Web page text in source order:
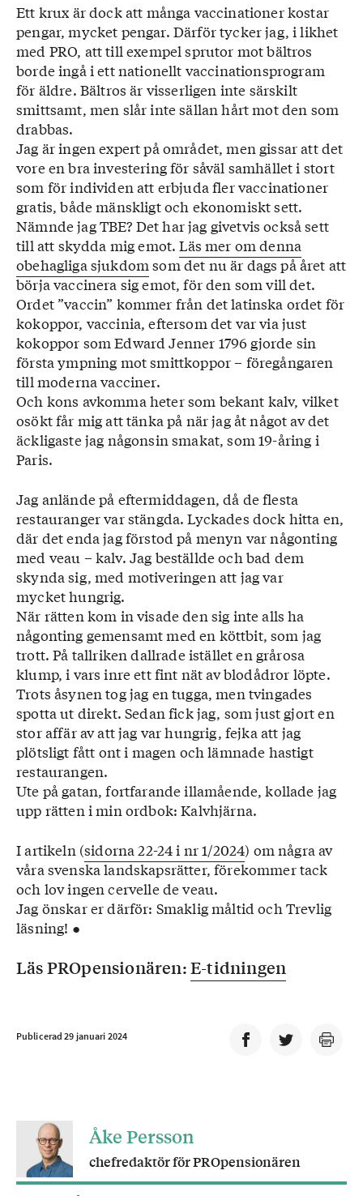
Ett krux är dock att många vaccinationer kostar
pengar, mycket pengar. Därför tycker jag, i likhet
med PRO, att till exempel sprutor mot bältros
borde ingå i ett nationellt vaccinationsprogram
för äldre. Bältros är visserligen inte särskilt
smittsamt, men slår inte sällan hårt mot den som
drabbas.
Jag är ingen expert på området, men gissar att det
vore en bra investering för såväl samhället i stort
som för individen att erbjuda fler vaccinationer
gratis, både mänskligt och ekonomiskt sett.
Nämnde jag TBE? Det har jag givetvis också sett
till att skydda mig emot.Läs mer om denna
obehagliga sjukdom som det nu är dags på året att
börja vaccinera sig emot, för den som vill det.
Ordet ”vaccin” kommer från det latinska ordet för
kokoppor, vaccinia, eftersom det var via just
kokoppor som Edward Jenner 1796 gjorde sin
första ympning mot smittkoppor – föregångaren
till moderna vacciner.
Och kons avkomma heter som bekant kalv, vilket
osökt får mig att tänka på när jag åt något av det
äckligaste jag någonsin smakat, som 19-åring i
Paris.
Jag anlände på eftermiddagen, då de flesta
restauranger var stängda. Lyckades dock hitta en,
där det enda jag förstod på menyn var någonting
med veau – kalv. Jag beställde och bad dem
skynda sig, med motiveringen att jag var
mycket hungrig.
När rätten kom in visade den sig inte alls ha
någonting gemensamt med en köttbit, som jag
trott. På tallriken dallrade istället en grårosa
klump, i vars inre ett fint nät av blodådror löpte.
Trots åsynen tog jag en tugga, men tvingades
spotta ut direkt. Sedan fick jag, som just gjort en
stor affär av att jag var hungrig, fejka att jag
plötsligt fått ont i magen och lämnade hastigt
restaurangen.
Ute på gatan, fortfarande illamående, kollade jag
upp rätten i min ordbok: Kalvhjärna.
I artikeln (sidorna 22-24 i nr 1/2024) om några av
våra svenska landskapsrätter, förekommer tack
och lov ingen cervelle de veau.
Jag önskar er därför: Smaklig måltid och Trevlig
läsning! ●
Läs PROpensionären:E-tidningen
Publicerad 29 januari 2024
Åke Persson
chefredaktör för PROpensionären